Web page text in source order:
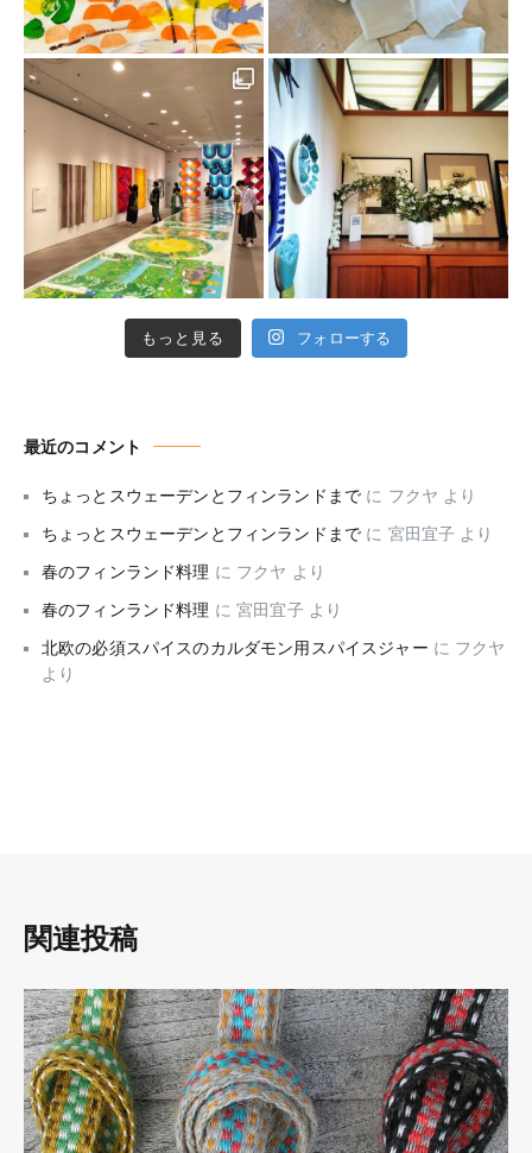
もっと見る フォローする
最近のコメント
ちょっとスウェーデンとフィンランドまで に フクヤ より
ちょっとスウェーデンとフィンランドまで に 宮田宜子 より
春のフィンランド料理 に フクヤ より
春のフィンランド料理 に宮田宜子 より
北欧の必須スパイスのカルダモン用スパイスジャー に フクヤ
より
関連投稿